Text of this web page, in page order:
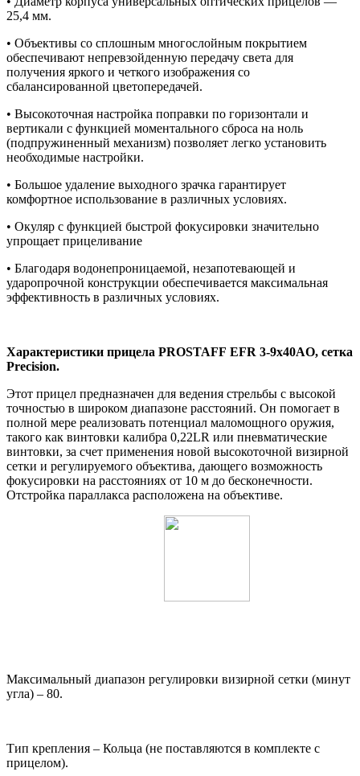
25,4 мм.
• Объективы со сплошным многослойным покрытием
обеспечивают непревзойденную передачу света для
получения яркого и четкого изображения со
сбалансированной цветопередачей.
• Высокоточная настройка поправки по горизонтали и
вертикали с функцией моментального сброса на ноль
(подпружиненный механизм) позволяет легко установить
необходимые настройки.
• Большое удаление выходного зрачка гарантирует
комфортное использование в различных условиях.
• Окуляр с функцией быстрой фокусировки значительно
упрощает прицеливание
• Благодаря водонепроницаемой, незапотевающей и
ударопрочной конструкции обеспечивается максимальная
эффективность в различных условиях.
Характеристики прицела PROSTAFF EFR 3-9x40AO, сетка
Precision.
Этот прицел предназначен для ведения стрельбы с высокой
точностью в широком диапазоне расстояний. Он помогает в
полной мере реализовать потенциал маломощного оружия,
такого как винтовки калибра 0,22LR или пневматические
винтовки, за счет применения новой высокоточной визирной
сетки и регулируемого объектива, дающего возможность
фокусировки на расстояниях от 10 м до бесконечности.
Отстройка параллакса расположена на объективе.
Максимальный диапазон регулировки визирной сетки (минут
угла) – 80.
Тип крепления – Кольца (не поставляются в комплекте с
прицелом).